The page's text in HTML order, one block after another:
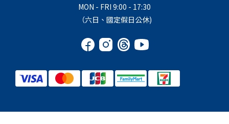
MON - FRI 9:00 - 17:30
（六日、國定假日公休)